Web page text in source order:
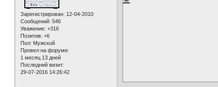
Зарегистрирован: 12-04-2010
Сообщений: 546
Уважение: +316
Позитив: +6
Пол: Мужской
Провел на форуме:
1 месяц 13 дней
Последний визит:
29-07-2016 14:26:42